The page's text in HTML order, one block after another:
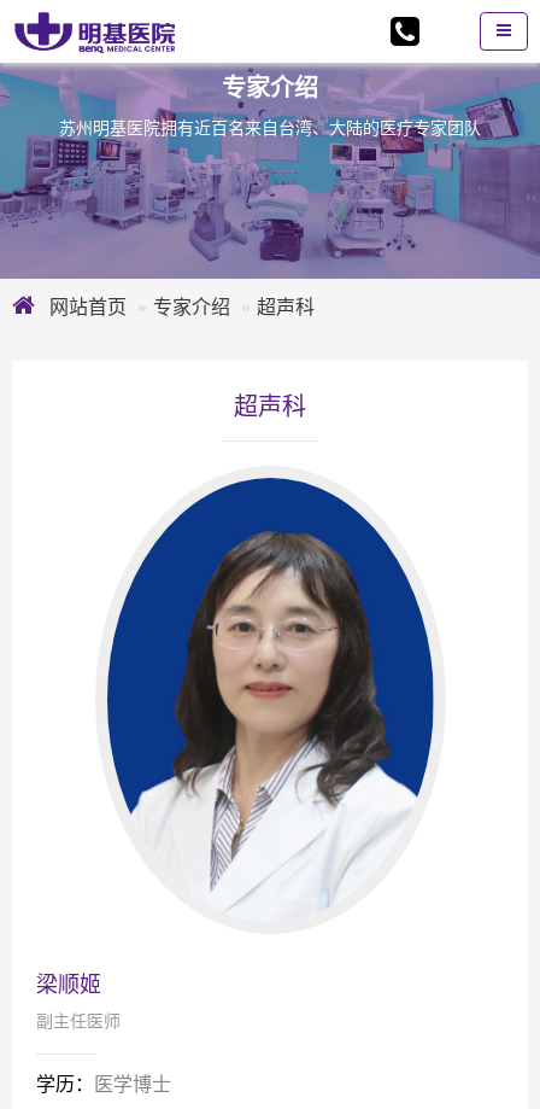
专家介绍
苏州明基医院拥有近百名来自台湾、大陆的医疗专家团队
网站首页 专家介绍 超声科
超声科
梁顺姬
副主任医师
学历：
医学博士